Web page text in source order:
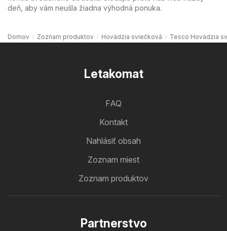
deň, aby vám neušla žiadna výhodná ponuka.
Domov Zoznam produktov Hovädzia sviečková Tesco Hovädzia
Letakomat
FAQ
Kontakt
Nahlásiť obsah
Zoznam miest
Zoznam produktov
Partnerstvo